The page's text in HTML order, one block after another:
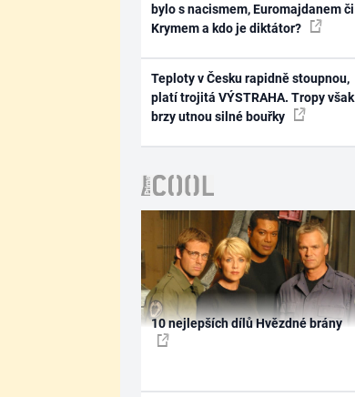
bylo s nacismem, Euromajdanem či
Krymem a kdo je diktátor?
Teploty v Česku rapidně stoupnou,
platí trojitá VÝSTRAHA. Tropy však
brzy utnou silné bouřky
10 nejlepších dílů Hvězdné brány